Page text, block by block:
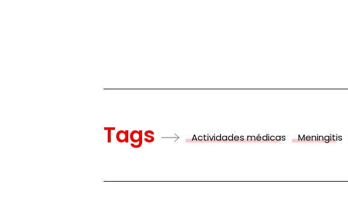
Tags Actividades médicas Meningitis